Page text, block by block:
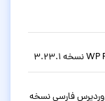
دانلود افزونه سئو حرفه ای رنک مث Rank Math Pro وردپرس فارسی نسخه